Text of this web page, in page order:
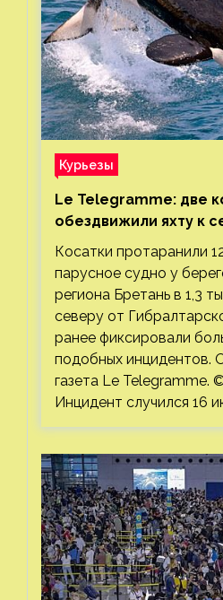
Курьезы
Le Telegramme: две
обездвижили яхту к
от Гибралтарского
Косатки протаранили
парусное судно у
региона Бретань в 1,3
северу от
ранее фиксировали
подобных инцидентов.
газета Le Telegramme.
Инцидент случился 16